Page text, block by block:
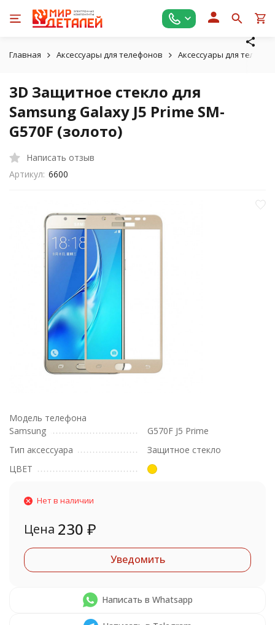
Главная Аксессуары для телефонов Аксессуары для
3D Защитное стекло для
Samsung Galaxy J5 Prime SM-
G570F (золото)
Написать отзыв
Артикул: 6600
Модель телефона
Samsung
G570F J5 Prime
Тип аксессуара
Защитное стекло
ЦВЕТ
Нет в наличии
Цена 230 ₽
Уведомить
Написать в Whatsapp